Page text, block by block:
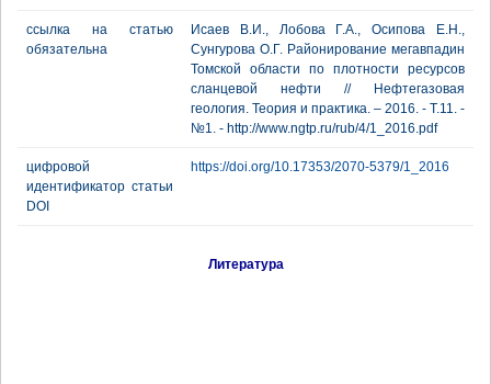
ссылка на статью
обязательна
Исаев В.И., Лобова Г.А., Осипова Е.Н.,
Сунгурова О.Г. Районирование мегавпадин
Томской области по плотности ресурсов
сланцевой нефти // Нефтегазовая
геология. Теория и практика. – 2016. - Т.11. -
№1. - http://www.ngtp.ru/rub/4/1_2016.pdf
цифровой
идентификатор статьи
DOI
https://doi.org/10.17353/2070-5379/1_2016
Литература